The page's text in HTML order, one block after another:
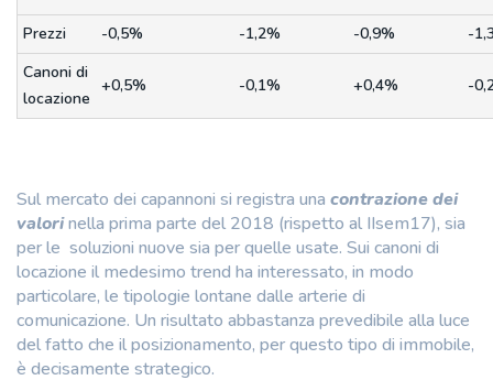
Prezzi -0,5% -1,2% -0,9%
-
Canoni di
locazione
+0,5% -0,1% +0,4% -
Sul mercato dei capannoni si registra una contrazione dei
valorinella prima parte del 2018 (rispetto al IIsem17), sia
per le soluzioni nuove sia per quelle usate. Sui canoni di
locazione il medesimo trend ha interessato, in modo
particolare, le tipologie lontane dalle arterie di
comunicazione. Un risultato abbastanza prevedibile alla luce
del fatto che il posizionamento, per questo tipo di immobile,
è decisamente strategico.